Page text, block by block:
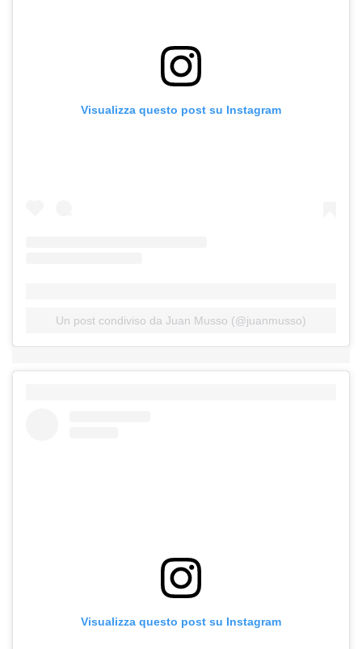
Visualizza questo post su Instagram
Un post condiviso da Juan Musso (@juanmusso)
Visualizza questo post su Instagram